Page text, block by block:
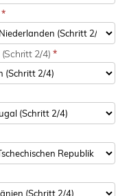
*
2/4) *